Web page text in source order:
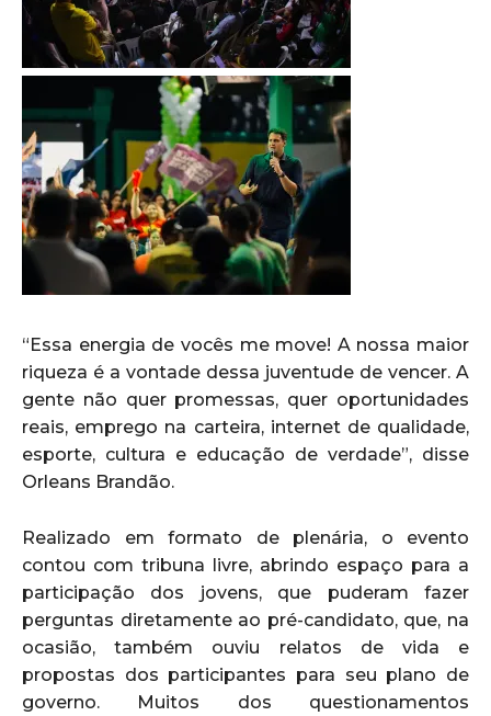
“Essa energia de vocês me move! A nossa maior
riqueza é a vontade dessa juventude de vencer. A
gente não quer promessas, quer oportunidades
reais, emprego na carteira, internet de qualidade,
esporte, cultura e educação de verdade”, disse
Orleans Brandão.
Realizado em formato de plenária, o evento
contou com tribuna livre, abrindo espaço para a
participação dos jovens, que puderam fazer
perguntas diretamente ao pré-candidato, que, na
ocasião, também ouviu relatos de vida e
propostas dos participantes para seu plano de
governo. Muitos dos questionamentos